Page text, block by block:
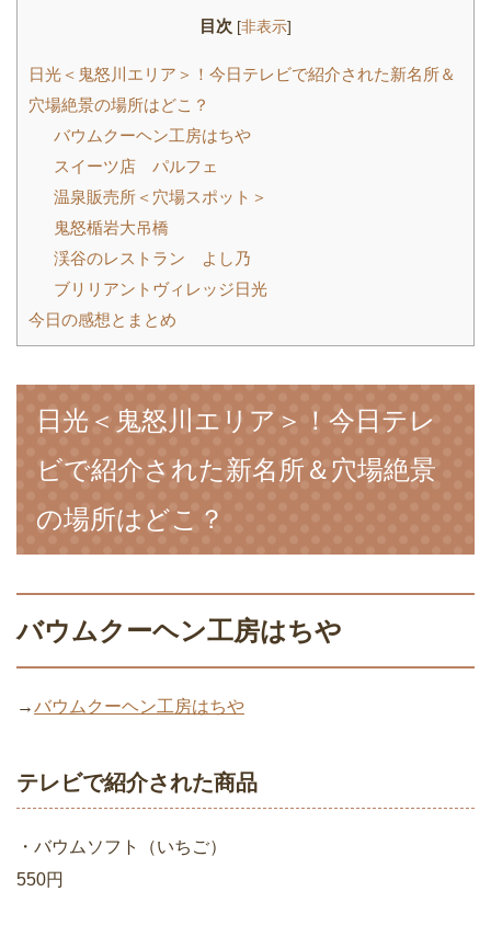
目次 [非表示]
日光＜鬼怒川エリア＞！今日テレビで紹介された新名所＆
穴場絶景の場所はどこ？
バウムクーヘン工房はちや
スイーツ店 パルフェ
温泉販売所＜穴場スポット＞
鬼怒楯岩大吊橋
渓谷のレストラン よし乃
ブリリアントヴィレッジ日光
今日の感想とまとめ
日光＜鬼怒川エリア＞！今日テレ
ビで紹介された新名所＆穴場絶景
の場所はどこ？
バウムクーヘン工房はちや
→バウムクーヘン工房はちや
テレビで紹介された商品
・バウムソフト（いちご）
550円